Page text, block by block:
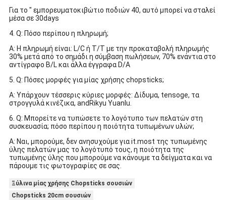
Για το " εμπορευματοκιβώτιο ποδιών 40, αυτό μπορεί να σταλεί
μέσα σε 30days
4. Q: Πόσο περίπου η πληρωμή;
Α: Η πληρωμή είναι: L/C ή T/T με την προκαταβολή πληρωμής
30% μετά από το σημάδι η σύμβαση πωλήσεων, 70% ενάντια στο
αντίγραφο B/L και άλλα έγγραφα D/A
5. Q: Πόσες μορφές για μίας χρήσης chopsticks;
Α: Υπάρχουν τέσσερις κύριες μορφές: Δίδυμα, tensoge, τα
στρογγυλά κινέζικα, andRikyu Yuanlu.
6. Q: Μπορείτε να τυπώσετε το λογότυπο των πελατών στη
συσκευασία; πόσο περίπου η ποιότητα τυπωμένων υλών;
Α: Ναι, μπορούμε, δεν ανησυχούμε για it.most της τυπωμένης
ύλης πελατών μας το λογότυπό τους, η ποιότητα της
τυπωμένης ύλης που μπορούμε να κάνουμε τα δείγματα και να
πάρουμε τις φωτογραφίες σε σας.
Ξύλινα μίας χρήσης Chopsticks σουσιών
Chopsticks 20cm σουσιών